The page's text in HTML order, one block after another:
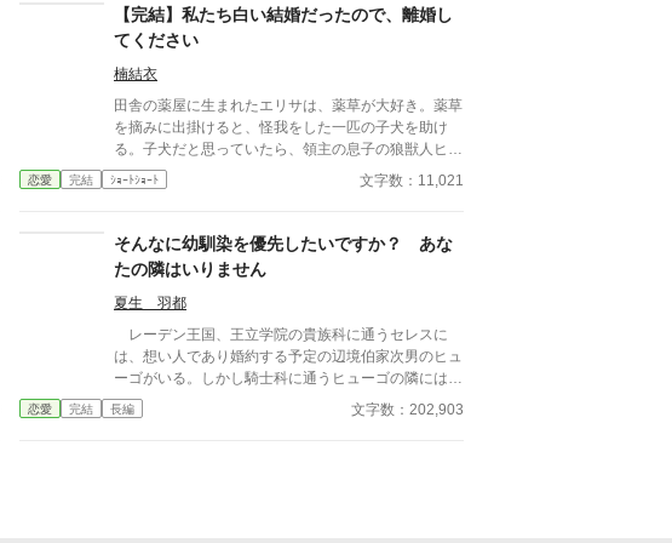
使用人たちもそう認識している。
【完結】私たち白い結婚だったので、離婚し
てください
楠結衣
田舎の薬屋に生まれたエリサは、薬草が大好き。薬草
を摘みに出掛けると、怪我をした一匹の子犬を助け
る。子犬だと思っていたら、領主の息子の狼獣人ヒュ
ーゴだった。 ヒューゴとエリサは、一緒に薬草採取
に出掛ける日々を送る。そんなある日、魔王復活の知
選ばれることに。 ヒューゴが出立の日、エリサは自
身の恋心に気づいてヒューゴに告白したところ二人は
即結婚することに……！ 「エリサを泣かせるなん
て、絶対許さない」 「エリサ、愛してる！」 ちょっ
ぴり鈍感で薬草を愛するヒロインが、一途で愛が重た
い変態風味な勇者に溺愛されるお話です。
恋愛 完結 ｼｮｰﾄｼｮｰﾄ 文字数：11,021
そんなに幼馴染を優先したいですか？ あな
たの隣はいりません
夏生 羽都
レーデン王国、王立学院の貴族科に通うセレスに
は、想い人であり婚約する予定の辺境伯家次男のヒュ
ーゴがいる。しかし騎士科に通うヒューゴの隣には彼
の幼馴染みであり、侯爵家令嬢のニーナがいつもいる
のだった。 子爵家に後見をしてもらう事で学院へ
恋愛 完結 長編 文字数：202,903